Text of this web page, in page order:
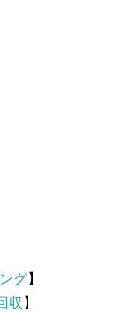
グ】
収 】